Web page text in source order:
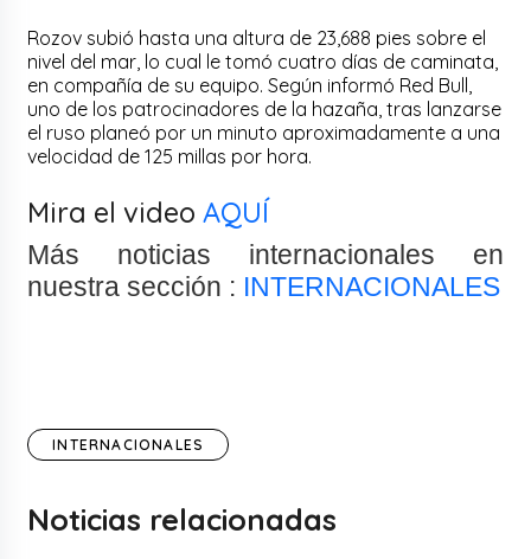
Rozov subió hasta una altura de 23,688 pies sobre el
nivel del mar, lo cual le tomó cuatro días de caminata,
en compañía de su equipo. Según informó Red Bull,
uno de los patrocinadores de la hazaña, tras lanzarse
el ruso planeó por un minuto aproximadamente a una
velocidad de 125 millas por hora.
Mira el videoAQUÍ
Más noticias internacionales en
nuestra sección : INTERNACIONALES
INTERNACIONALES
Noticias relacionadas